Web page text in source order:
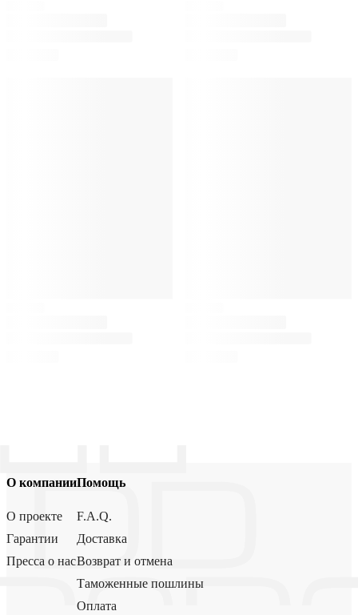
О компании
О проекте
Гарантии
Пресса о нас
Помощь
F.A.Q.
Доставка
Возврат и отмена
Таможенные пошлины
Оплата